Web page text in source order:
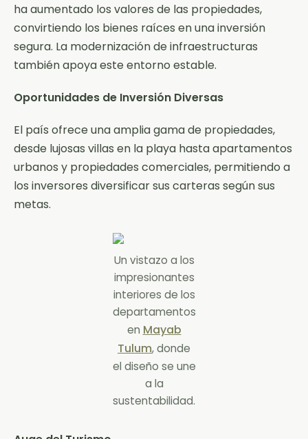
ha aumentado los valores de las propiedades,
convirtiendo los bienes raíces en una inversión
segura. La modernización de infraestructuras
también apoya este entorno estable.
Oportunidades de Inversión Diversas
El país ofrece una amplia gama de propiedades,
desde lujosas villas en la playa hasta apartamentos
urbanos y propiedades comerciales, permitiendo a
los inversores diversificar sus carteras según sus
metas.
Un vistazo a los
impresionantes
interiores de los
departamentos
en Mayab
Tulum, donde
el diseño se une
a la
sustentabilidad.